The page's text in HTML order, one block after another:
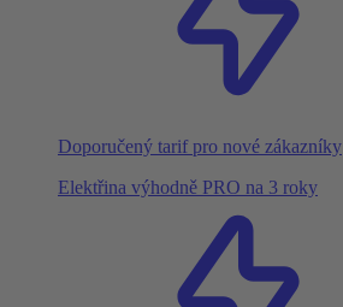
Doporučený tarif pro nové zákazníky
Elektřina výhodně PRO na 3 roky